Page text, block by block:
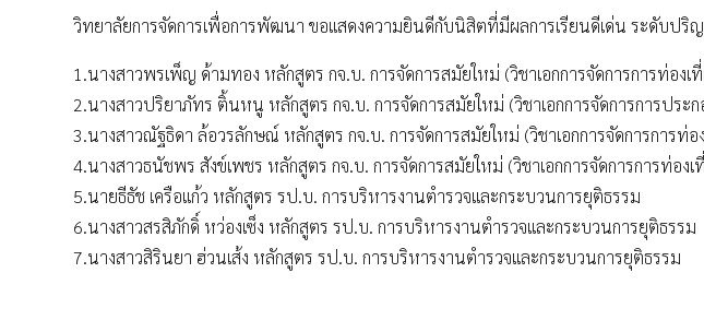
วิทยาลัยการจัดการเพื่อการพัฒนา ขอแสดงความยินดีกับนิสิตที่มีผลการเรียนดีเด่น ระดับป
1.นางสาวพรเพ็ญ ด้ามทอง หลักสูตร กจ.บ. การจัดการสมัยใหม่ (วิชาเอกการจัดการการท่องเ
2.นางสาวปริยาภัทร ติ้นหนู หลักสูตร กจ.บ. การจัดการสมัยใหม่ (วิชาเอกการจัดการการประ
3.นางสาวณัฐธิดา ล้อวรลักษณ์ หลักสูตร กจ.บ. การจัดการสมัยใหม่ (วิชาเอกการจัดการการท่อ
4.นางสาวธนัชพร สังข์เพชร หลักสูตร กจ.บ. การจัดการสมัยใหม่ (วิชาเอกการจัดการการท่องเ
5.นายธีธัช เครือแก้ว หลักสูตร รป.บ. การบริหารงานตำรวจและกระบวนการยุติธรรม
6.นางสาวสรสิภักดิ์ หว่องเซ็ง หลักสูตร รป.บ. การบริหารงานตำรวจและกระบวนการยุติธรรม
7.นางสาวสิรินยา ฮ่วนเส้ง หลักสูตร รป.บ. การบริหารงานตำรวจและกระบวนการยุติธรรม